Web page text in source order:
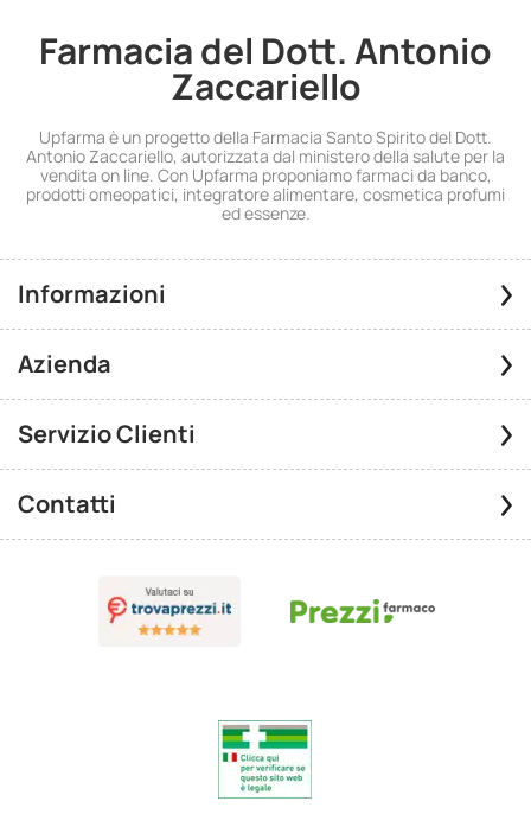
Farmacia del Dott. Antonio
Zaccariello
Upfarma è un progetto della Farmacia Santo Spirito del Dott.
Antonio Zaccariello, autorizzata dal ministero della salute per la
vendita on line. Con Upfarma proponiamo farmaci da banco,
prodotti omeopatici, integratore alimentare, cosmetica profumi
ed essenze.
Informazioni
Azienda
Servizio Clienti
Contatti